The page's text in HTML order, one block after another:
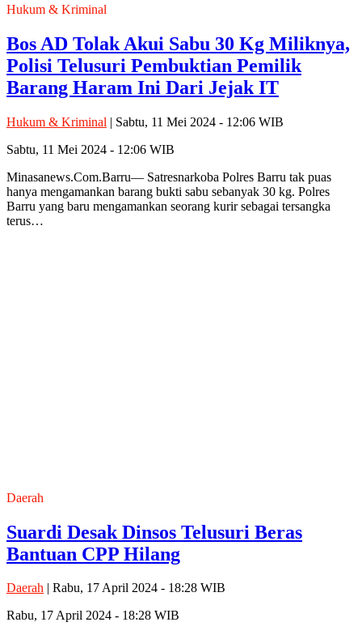
Hukum & Kriminal
Bos AD Tolak Akui Sabu 30 Kg Miliknya,
Polisi Telusuri Pembuktian Pemilik
Barang Haram Ini Dari Jejak IT
Hukum & Kriminal | Sabtu, 11 Mei 2024 - 12:06 WIB
Sabtu, 11 Mei 2024 - 12:06 WIB
Minasanews.Com.Barru— Satresnarkoba Polres Barru tak puas
hanya mengamankan barang bukti sabu sebanyak 30 kg. Polres
Barru yang baru mengamankan seorang kurir sebagai tersangka
terus…
Daerah
Suardi Desak Dinsos Telusuri Beras
Bantuan CPP Hilang
Daerah | Rabu, 17 April 2024 - 18:28 WIB
Rabu, 17 April 2024 - 18:28 WIB